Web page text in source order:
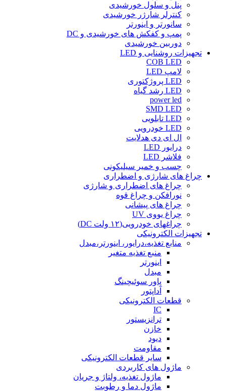
پنل و سلول خورشیدی
کنترلر شارژر خورشیدی
سانورتر و اینورتر
پمپ و کفکش های خورشیدی و DC
دوربین خورشیدی
تجهیزات روشنایی و LED
COB LED
لامپ LED
LED پروژکتوری
LED رشد گیاه
power led
SMD LED
LED تابلویی
LED خودرویی
ال ای دی هدلایت
درایور LED
فلاشر LED
چسب و خمیر سیلیکونی
چراغ های شارژی و اضطراری
چراغ های اضطراری و شارژی
نورافکن و چراغ قوه
چراغ های پیشانی
چراغ یووی UV
چراغهای خودرویی(۱۲ ولت DC)
تجهیزات الکترونیکی
منابع تغذیه،درایور، اینورتر،مبدل
منبع تغذیه متغیر
اینورتر
مبدل
پاور سوئیچینگ
آداپتور
قطعات الکترونیکی
IC
ترانزیستور
خازن
دیود
مقاومت
سایر قطعات الکترونیکی
ماژول های کاربردی
ماژول تغذیه، ولتاژ و جریان
ماژول دما و رطوبت